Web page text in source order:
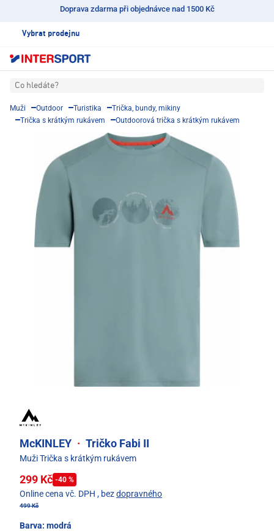
Doprava zdarma při objednávce nad 1500 Kč
Vybrat prodejnu
Co hledáte?
Muži Outdoor Turistika
Trička, bundy, mikiny
Trička s krátkým rukávem
Outdoorová trička s krátkým rukávem
McKINLEY · Tričko Fabi II
Muži Trička s krátkým rukávem
299 Kč -40 %
Online cena vč. DPH , bezdopravného
499 Kč
Barva: modrá